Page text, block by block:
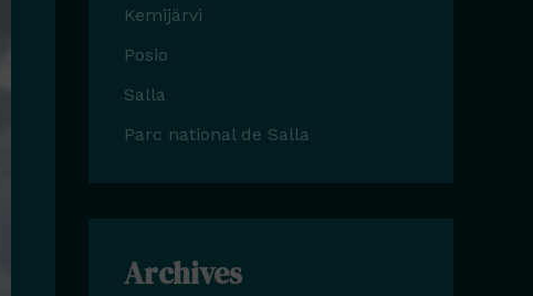
Kemijärvi
Posio
Salla
Parc national de Salla
Archives